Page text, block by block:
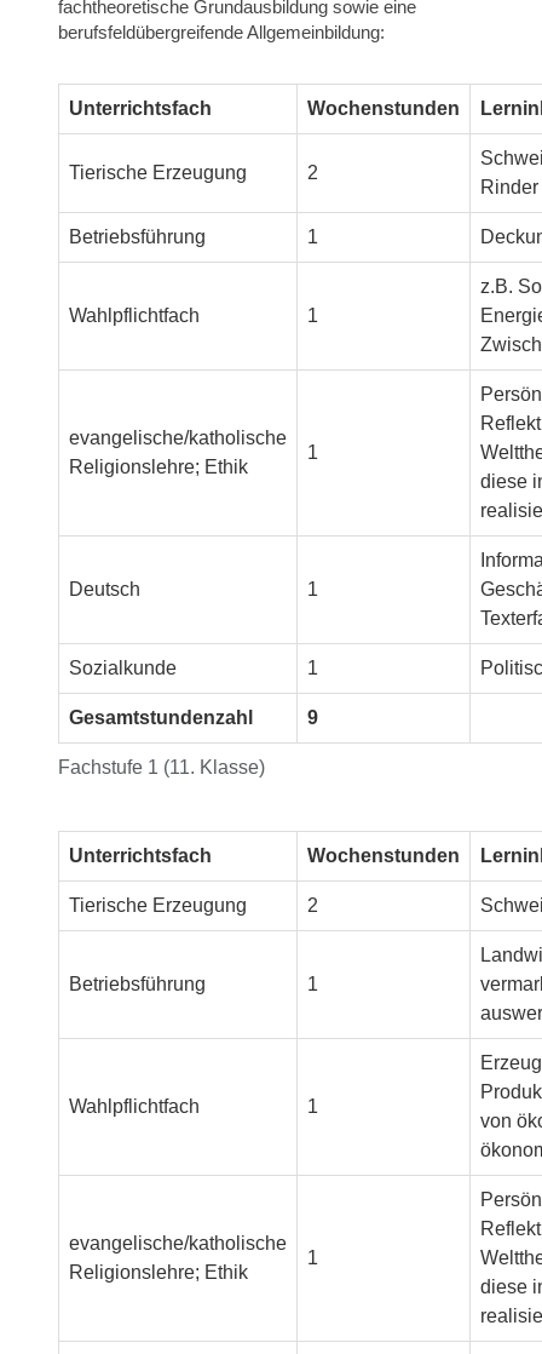
fachtheoretische Grundausbildung sowie eine
berufsfeldübergreifende Allgemeinbildung:
Fachstufe 1 (11. Klasse)
Unterrichtsfach Wochenstunden
Tierische Erzeugung 2
Betriebsführung 1
Wahlpflichtfach 1
z.B.
evangelische/katholische
Religionslehre; Ethik
1
diese
Deutsch 1
Sozialkunde 1
Gesamtstundenzahl 9
Unterrichtsfach Wochenstunden
Tierische Erzeugung 2
Betriebsführung 1
Wahlpflichtfach 1
von
evangelische/katholische
Religionslehre; Ethik
1
diese